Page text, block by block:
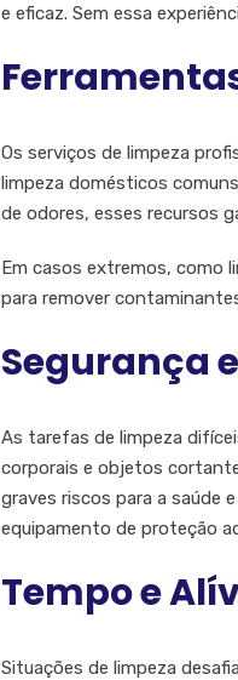
e eficaz. Sem essa
Os serviços de limpeza
limpeza domésticos
de odores, esses recursos
Em casos extremos, como
para remover
Segurança
As tarefas de limpeza
corporais e objetos
graves riscos para a saúde
equipamento de proteção
Tempo e
Situações de limpeza